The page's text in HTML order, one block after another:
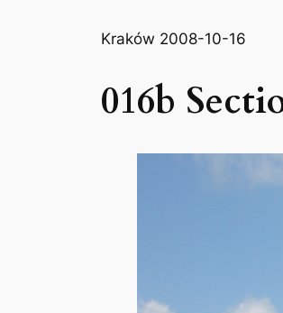
Kraków 2008-10-16
016b